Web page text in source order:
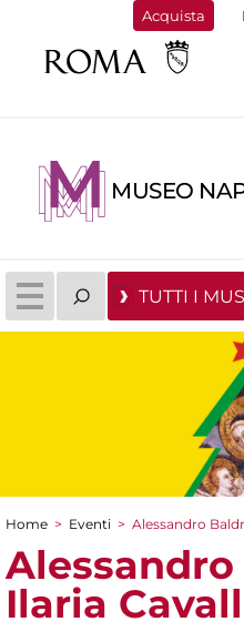
Acquista
MUSEO
TUTTI I
Tu sei qui
Home > Eventi > Alessandro
Ilaria